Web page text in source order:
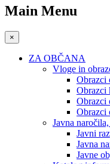
F11,
prilagodite
spletno
slabovidnim,
Main Menu
×
ZA OBČANA
Vloge in
Obrazci
Obrazci
Obrazci
Obrazci
Javna
Javni
Javna
Javne